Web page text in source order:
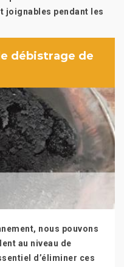
joignables pendant les
débistrage de
nous pouvons
au niveau de
d’éliminer ces